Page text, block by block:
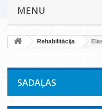
MENU
Rehabilitācija
SADAĻAS